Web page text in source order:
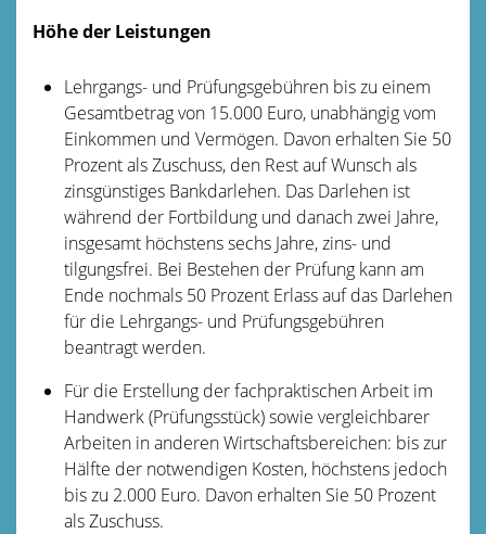
Höhe der Leistungen
Lehrgangs- und Prüfungsgebühren bis zu einem
Gesamtbetrag von 15.000 Euro, unabhängig vom
Einkommen und Vermögen. Davon erhalten Sie 50
Prozent als Zuschuss, den Rest auf Wunsch als
zinsgünstiges Bankdarlehen. Das Darlehen ist
während der Fortbildung und danach zwei Jahre,
insgesamt höchstens sechs Jahre, zins- und
tilgungsfrei. Bei Bestehen der Prüfung kann am
Ende nochmals 50 Prozent Erlass auf das Darlehen
für die Lehrgangs- und Prüfungsgebühren
beantragt werden.
Für die Erstellung der fachpraktischen Arbeit im
Handwerk (Prüfungsstück) sowie vergleichbarer
Arbeiten in anderen Wirtschaftsbereichen: bis zur
Hälfte der notwendigen Kosten, höchstens jedoch
bis zu 2.000 Euro. Davon erhalten Sie 50 Prozent
als Zuschuss.